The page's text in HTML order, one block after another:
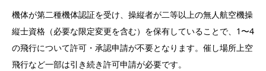
機体が第二種機体認証を受け、操縦者が二等以上の無人航空機操
縦士資格（必要な限定変更を含む）を保有していることで、1〜4
の飛行について許可・承認申請が不要となります。催し場所上空
飛行など一部は引き続き許可申請が必要です。